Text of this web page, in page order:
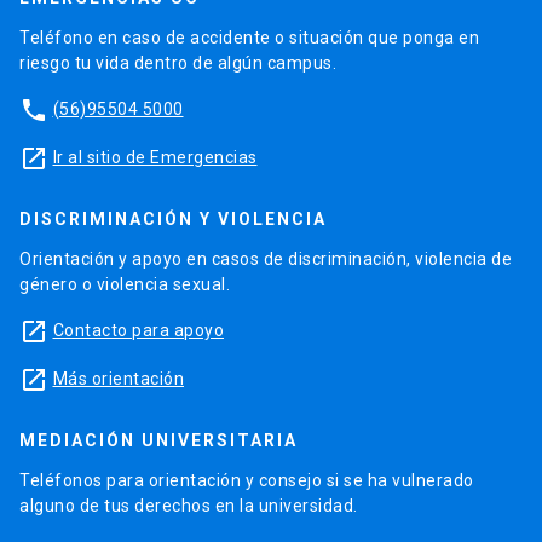
Teléfono en caso de accidente o situación que ponga en
riesgo tu vida dentro de algún campus.
phone (56)95504 5000
launch Ir al sitio de Emergencias
DISCRIMINACIÓN Y VIOLENCIA
Orientación y apoyo en casos de discriminación, violencia de
género o violencia sexual.
launch Contacto para apoyo
launch Más orientación
MEDIACIÓN UNIVERSITARIA
Teléfonos para orientación y consejo si se ha vulnerado
alguno de tus derechos en la universidad.